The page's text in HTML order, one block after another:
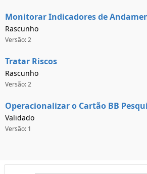
Monitorar Indicadores de
Rascunho
Versão: 2
Tratar Riscos
Rascunho
Versão: 2
Operacionalizar o Cartão BB
Validado
Versão: 1